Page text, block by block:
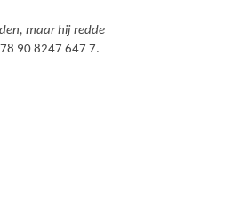
maar hij redde
90 8247 647 7.